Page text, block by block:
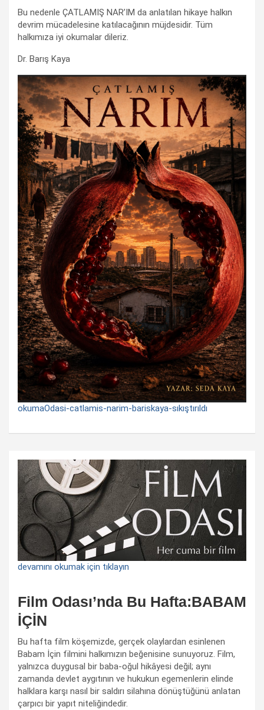
Bu nedenle ÇATLAMIŞ NAR’IM da anlatılan hikaye halkın
devrim mücadelesine katılacağının müjdesidir. Tüm
halkımıza iyi okumalar dileriz.
Dr. Barış Kaya
okumaOdasi-catlamis-narim-bariskaya-sıkıştırıldı
devamını okumak için tıklayın
Film Odası’nda Bu Hafta:BABAM
İÇİN
Bu hafta film köşemizde, gerçek olaylardan esinlenen
Babam İçin filmini halkımızın beğenisine sunuyoruz. Film,
yalnızca duygusal bir baba-oğul hikâyesi değil; aynı
zamanda devlet aygıtının ve hukukun egemenlerin elinde
halklara karşı nasıl bir saldırı silahına dönüştüğünü anlatan
çarpıcı bir yapıt niteliğindedir.